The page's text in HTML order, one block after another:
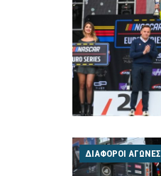
ΔΙΆΦΟΡΟΙ ΑΓΏΝΕΣ